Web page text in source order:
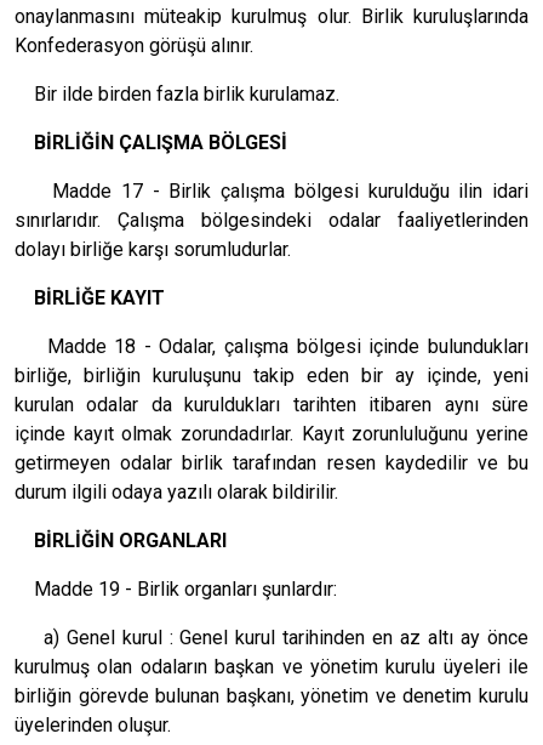
onaylanmasını müteakip kurulmuş olur. Birlik kuruluşlarında
Konfederasyon görüşü alınır.
Bir ilde birden fazla birlik kurulamaz.
BİRLİĞİN ÇALIŞMA BÖLGESİ
Madde 17 - Birlik çalışma bölgesi kurulduğu ilin idari
sınırlarıdır. Çalışma bölgesindeki odalar faaliyetlerinden
dolayı birliğe karşı sorumludurlar.
BİRLİĞE KAYIT
Madde 18 - Odalar, çalışma bölgesi içinde bulundukları
birliğe, birliğin kuruluşunu takip eden bir ay içinde, yeni
kurulan odalar da kuruldukları tarihten itibaren aynı süre
içinde kayıt olmak zorundadırlar. Kayıt zorunluluğunu yerine
getirmeyen odalar birlik tarafından resen kaydedilir ve bu
durum ilgili odaya yazılı olarak bildirilir.
BİRLİĞİN ORGANLARI
Madde 19 - Birlik organları şunlardır:
a) Genel kurul : Genel kurul tarihinden en az altı ay önce
kurulmuş olan odaların başkan ve yönetim kurulu üyeleri ile
birliğin görevde bulunan başkanı, yönetim ve denetim kurulu
üyelerinden oluşur.